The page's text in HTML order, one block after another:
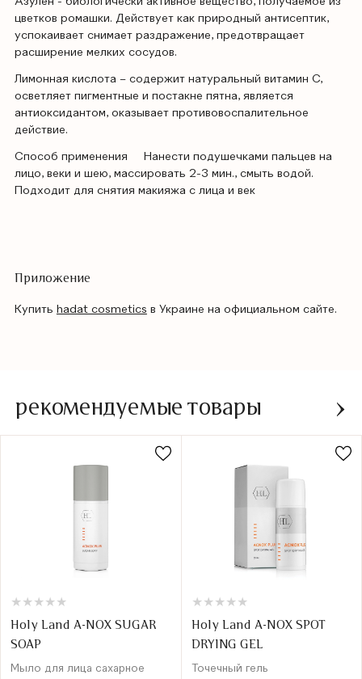
цветков ромашки. Действует как природный антисептик,
успокаивает снимает раздражение, предотвращает
расширение мелких сосудов.
Лимонная кислота – содержит натуральный витамин С,
осветляет пигментные и постакне пятна, является
антиоксидантом, оказывает противовоспалительное
действие.
Способ применения
Нанести подушечками пальцев на
лицо, веки и шею, массировать 2-3 мин., смыть водой.
Подходит для снятия макияжа с лица и век
Приложение
Купить hadat cosmetics в Украине на официальном сайте.
рекомендуемые товары
★
★ ★
★ ★
★ ★
★ ★
★
Holy Land A-NOX SUGAR
SOAP
Мыло для лица сахарное
★
★ ★
★ ★
★ ★
★ ★
★
Holy Land A-NOX SPOT
DRYING GEL
Точечный гель